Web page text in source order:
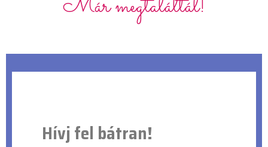
Hívj fel bátran!